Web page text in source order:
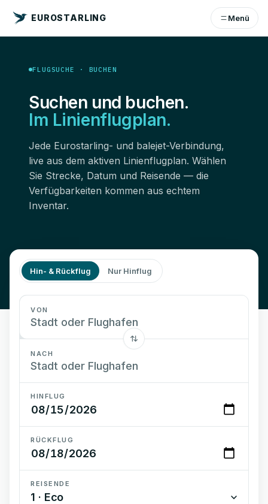
EUROSTARLING Menü
FLUGSUCHE · BUCHEN
Suchen und buchen.
Im Linienflugplan.
Jede Eurostarling- und balejet-Verbindung,
live aus dem aktiven Linienflugplan. Wählen
Sie Strecke, Datum und Reisende — die
Verfügbarkeiten kommen aus echtem
Inventar.
Hin- & Rückflug Nur Hinflug
VON
NACH
HINFLUG
RÜCKFLUG
REISENDE
1 · Eco